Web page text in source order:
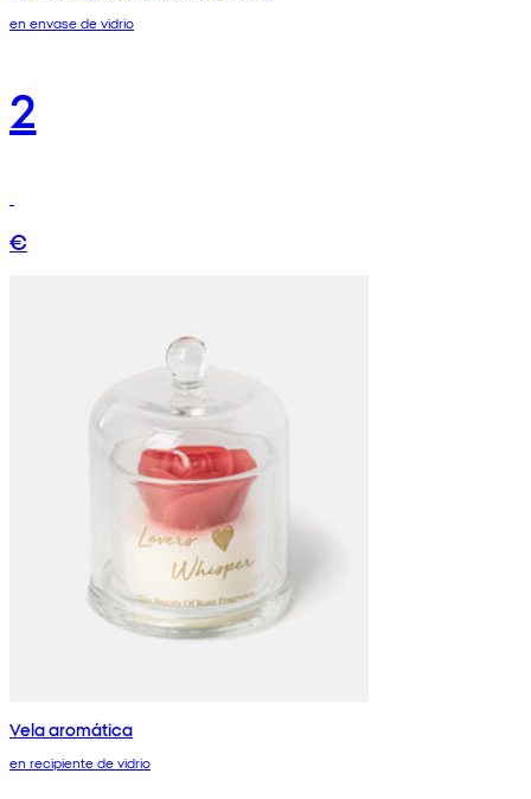
en envase de vidrio
2
€
Vela aromática
en recipiente de vidrio